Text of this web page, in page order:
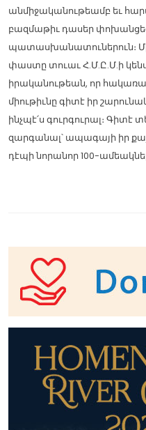
անմիջականութեամբ եւ
բազմաթիւ դասեր
պատասխանատուներուն։
փաստը տուաւ Հ.Մ.Ը.Մ.ի
իրականութեան, որ
միութիւնը գիտէ իր
ինչպէ՛ս գուրգուրալ։ Գիտէ
զարգանալ՝ ապագայի իր
դէպի նորանոր 100-